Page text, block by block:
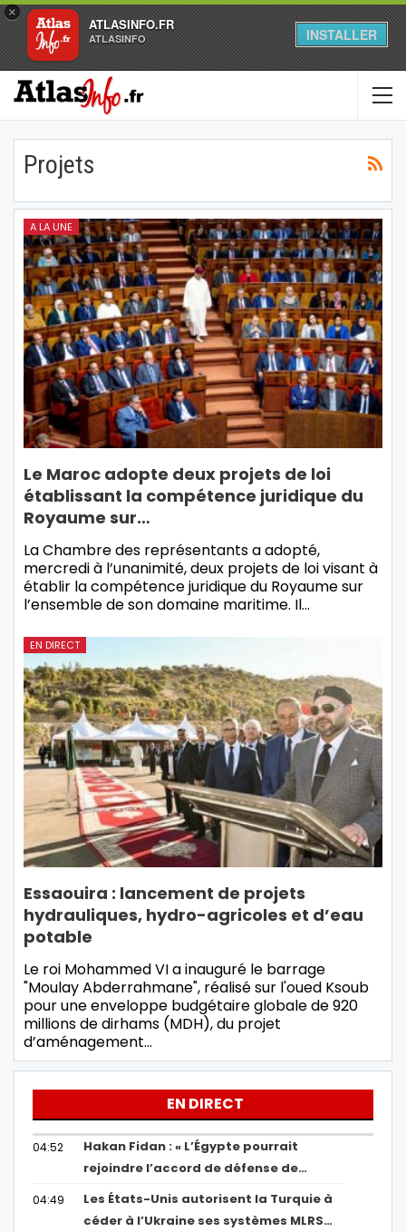
×
ATLASINFO.FR
ATLASINFO INSTALLER
Projets
A LA UNE
Le Maroc adopte deux projets de loi
établissant la compétence juridique du
Royaume sur…
La Chambre des représentants a adopté,
mercredi à l’unanimité, deux projets de loi visant à
établir la compétence juridique du Royaume sur
l’ensemble de son domaine maritime. Il…
EN DIRECT
Essaouira : lancement de projets
hydrauliques, hydro-agricoles et d’eau
potable
Le roi Mohammed VI a inauguré le barrage
"Moulay Abderrahmane", réalisé sur l'oued Ksoub
pour une enveloppe budgétaire globale de 920
millions de dirhams (MDH), du projet
d’aménagement…
EN DIRECT
04:52
Hakan Fidan : « L’Égypte pourrait
rejoindre l’accord de défense de…
04:49
Les États-Unis autorisent la Turquie à
céder à l’Ukraine ses systèmes MLRS…